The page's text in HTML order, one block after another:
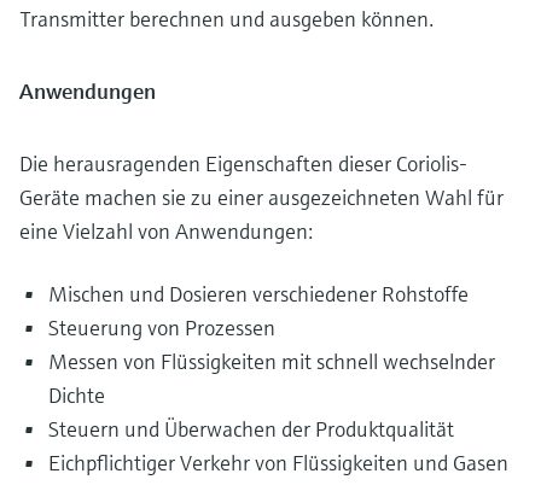
Transmitter berechnen und ausgeben können.
Anwendungen
Die herausragenden Eigenschaften dieser Coriolis-
Geräte machen sie zu einer ausgezeichneten Wahl für
eine Vielzahl von Anwendungen:
Mischen und Dosieren verschiedener Rohstoffe
Steuerung von Prozessen
Messen von Flüssigkeiten mit schnell wechselnder
Dichte
Steuern und Überwachen der Produktqualität
Eichpflichtiger Verkehr von Flüssigkeiten und Gasen